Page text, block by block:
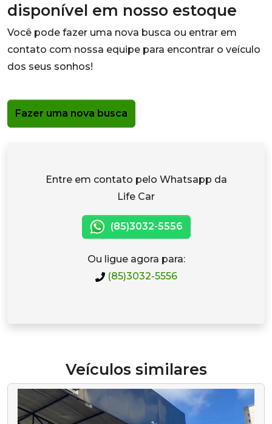
disponível em nosso estoque
Você pode fazer uma nova busca ou entrar em
contato com nossa equipe para encontrar o veículo
dos seus sonhos!
Fazer uma nova busca
Entre em contato pelo Whatsapp da
Life Car
(85)3032-5556
Ou ligue agora para:
(85)3032-5556
Veículos similares